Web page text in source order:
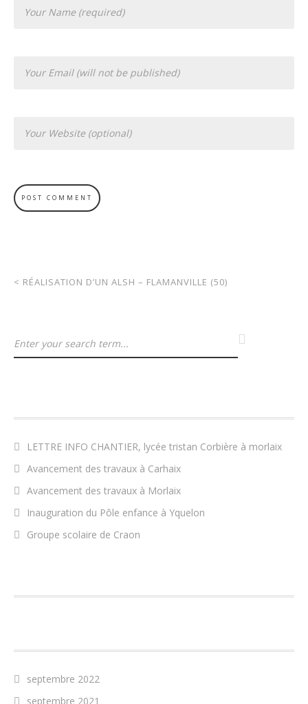
< RÉALISATION D’UN ALSH – FLAMANVILLE (50)
LETTRE INFO CHANTIER, lycée tristan Corbière à morlaix
Avancement des travaux à Carhaix
Avancement des travaux à Morlaix
Inauguration du Pôle enfance à Yquelon
Groupe scolaire de Craon
septembre 2022
septembre 2021